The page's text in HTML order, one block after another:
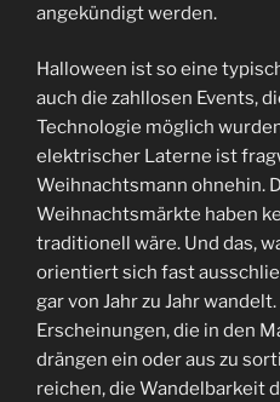
angekündigt werden.
Halloween ist so eine
auch die zahllosen Events,
Technologie möglich
elektrischer Laterne ist
Weihnachtsmann ohnehin.
Weihnachtsmärkte haben
traditionell wäre. Und das,
orientiert sich fast
gar von Jahr zu Jahr
Erscheinungen, die in den
drängen ein oder aus zu
reichen, die Wandelbarkeit